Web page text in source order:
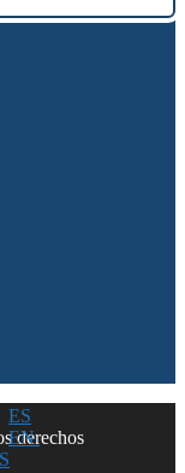
derechos
ES
EN